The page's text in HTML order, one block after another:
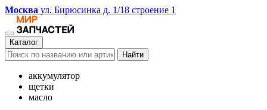
Москва ул. Бирюсинка д. 1/18 строение 1
Каталог
Найти
аккумулятор
щетки
масло